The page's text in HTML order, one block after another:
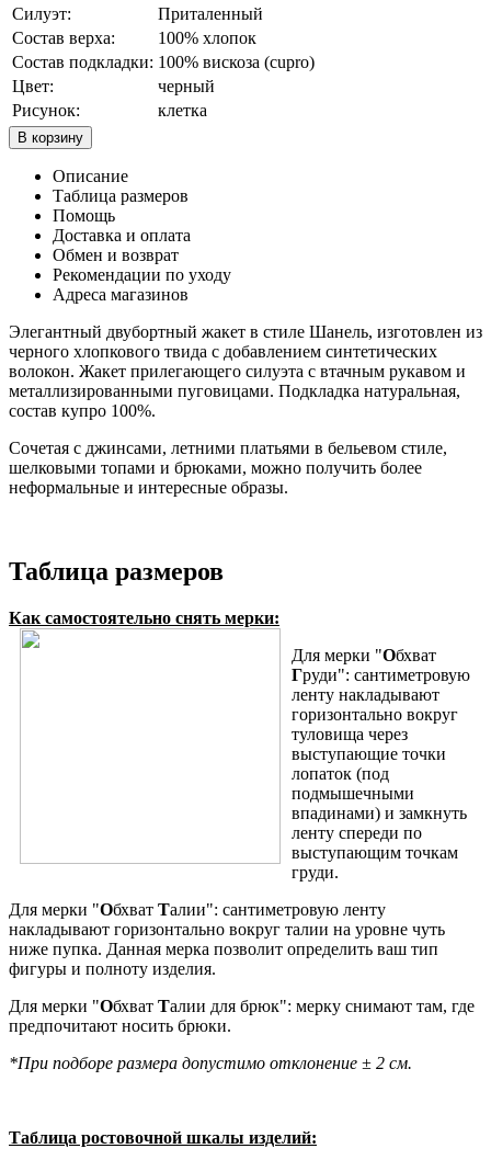
Силуэт:
Приталенный
Состав верха:
100% хлопок
Состав подкладки: 100% вискоза (cupro)
Цвет:
черный
Рисунок:
клетка
В корзину
Описание
Таблица размеров
Помощь
Доставка и оплата
Обмен и возврат
Рекомендации по уходу
Адреса магазинов
Элегантный двубортный жакет в стиле Шанель, изготовлен из
черного хлопкового твида с добавлением синтетических
волокон. Жакет прилегающего силуэта с втачным рукавом и
металлизированными пуговицами. Подкладка натуральная,
состав купро 100%.
Сочетая с джинсами, летними платьями в бельевом стиле,
шелковыми топами и брюками, можно получить более
неформальные и интересные образы.
Таблица размеров
Как самостоятельно снять мерки:
Для мерки "Обхват
Груди": сантиметровую
ленту накладывают
горизонтально вокруг
туловища через
выступающие точки
лопаток (под
подмышечными
впадинами) и замкнуть
ленту спереди по
выступающим точкам
груди.
Для мерки "Обхват Талии": сантиметровую ленту
накладывают горизонтально вокруг талии на уровне чуть
ниже пупка. Данная мерка позволит определить ваш тип
фигуры и полноту изделия.
Для мерки "Обхват Талии для брюк": мерку снимают там, где
предпочитают носить брюки.
*При подборе размера допустимо отклонение ± 2 см.
Таблица ростовочной шкалы изделий: